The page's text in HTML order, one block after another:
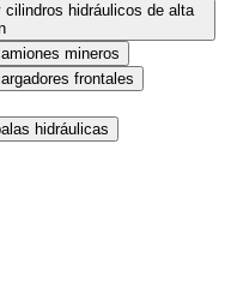
hidráulicos de alta
mineros
frontales
hidráulicas